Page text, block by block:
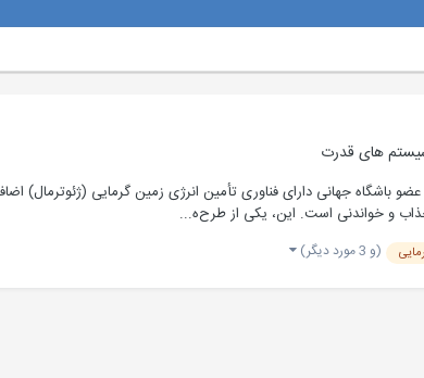
های قدرت
جهانی دارای فناوری تأمین انرژی زمین گرمایی (ژئوترمال)
و خواندنی است. این، یکی از طرح‌ه...
(و 3 مورد دیگر)